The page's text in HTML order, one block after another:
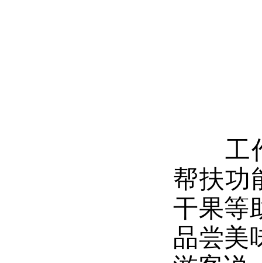
工作
帮扶功
干果等
品尝美